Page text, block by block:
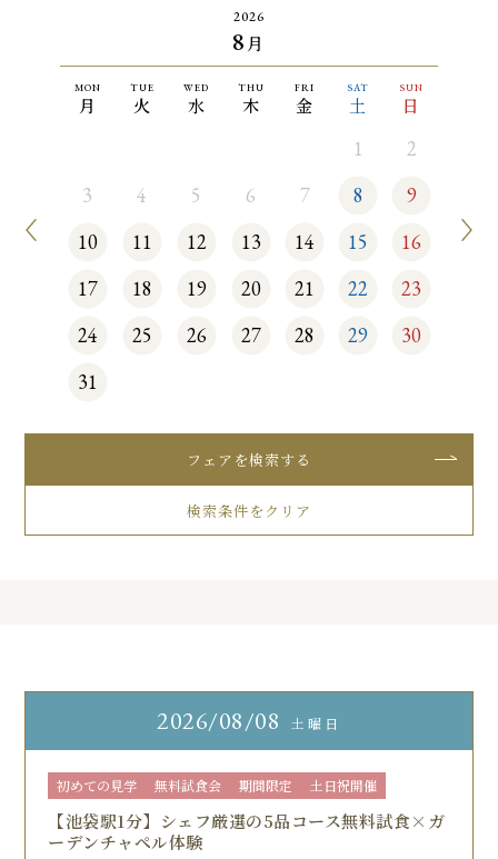
2026
8 月
MON
月
TUE
火
WED
水
THU
木
FRI
金
SAT
土
SUN
日
1
2
3
4 5 6 7 8
9
10
11 12 13 14 15
16
17
18 19 20 21 22
23
24
25 26 27 28 29
30
31
2026 08/08 土曜日
初めての見学 無料試食会 期間限定 土日祝開催
【池袋駅1分】シェフ厳選の5品コース無料試食×ガ
ーデンチャペル体験